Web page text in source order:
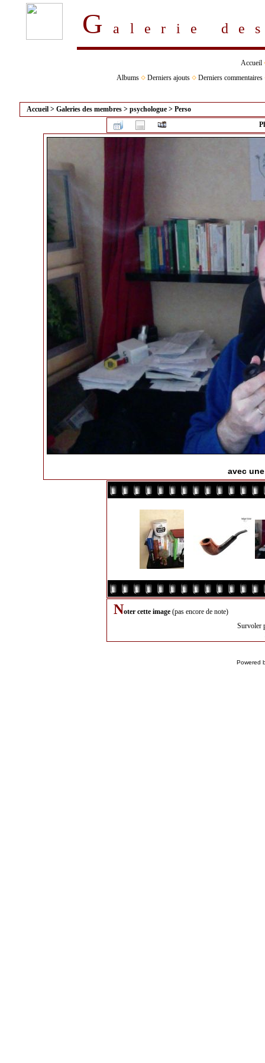
Galerie
Accueil
Albums
Derniers ajouts Derniers commentaires
Accueil > Galeries des membres > psychologue > Perso
avec
Noter cette image (pas encore de note)
Survoler
Powered